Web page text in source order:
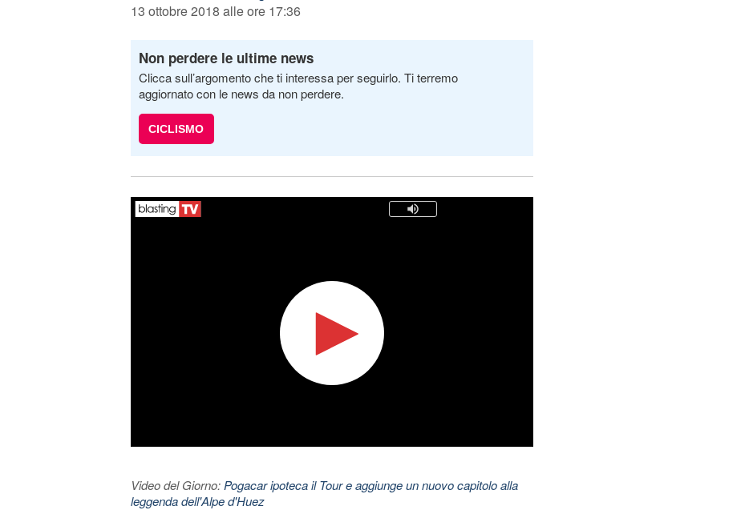
13 ottobre 2018 alle ore 17:36
Non perdere le ultime news
Clicca sull’argomento che ti interessa per seguirlo. Ti terremo
aggiornato con le news da non perdere.
CICLISMO
Video del Giorno: Pogacar ipoteca il Tour e aggiunge un nuovo capitolo alla
leggenda dell'Alpe d'Huez